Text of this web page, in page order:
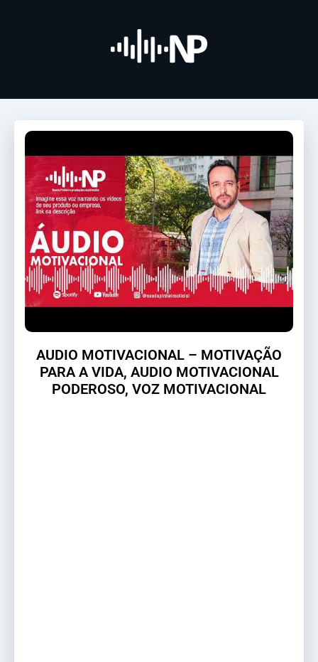
AUDIO MOTIVACIONAL – MOTIVAÇÃO
PARA A VIDA, AUDIO MOTIVACIONAL
PODEROSO, VOZ MOTIVACIONAL